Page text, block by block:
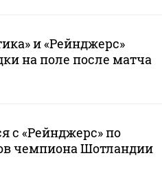
и «Рейнджерс»
на поле после матча
с «Рейнджерс» по
чемпиона Шотландии